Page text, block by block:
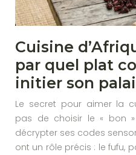
Cuisine
par quel plat
initier son
Le secret pour aimer la
pas de choisir le « bon
décrypter ses codes
ont un rôle précis : le fufu,